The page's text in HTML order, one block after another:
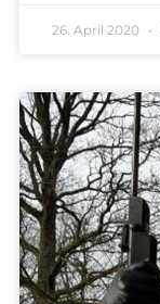
26. April 2020